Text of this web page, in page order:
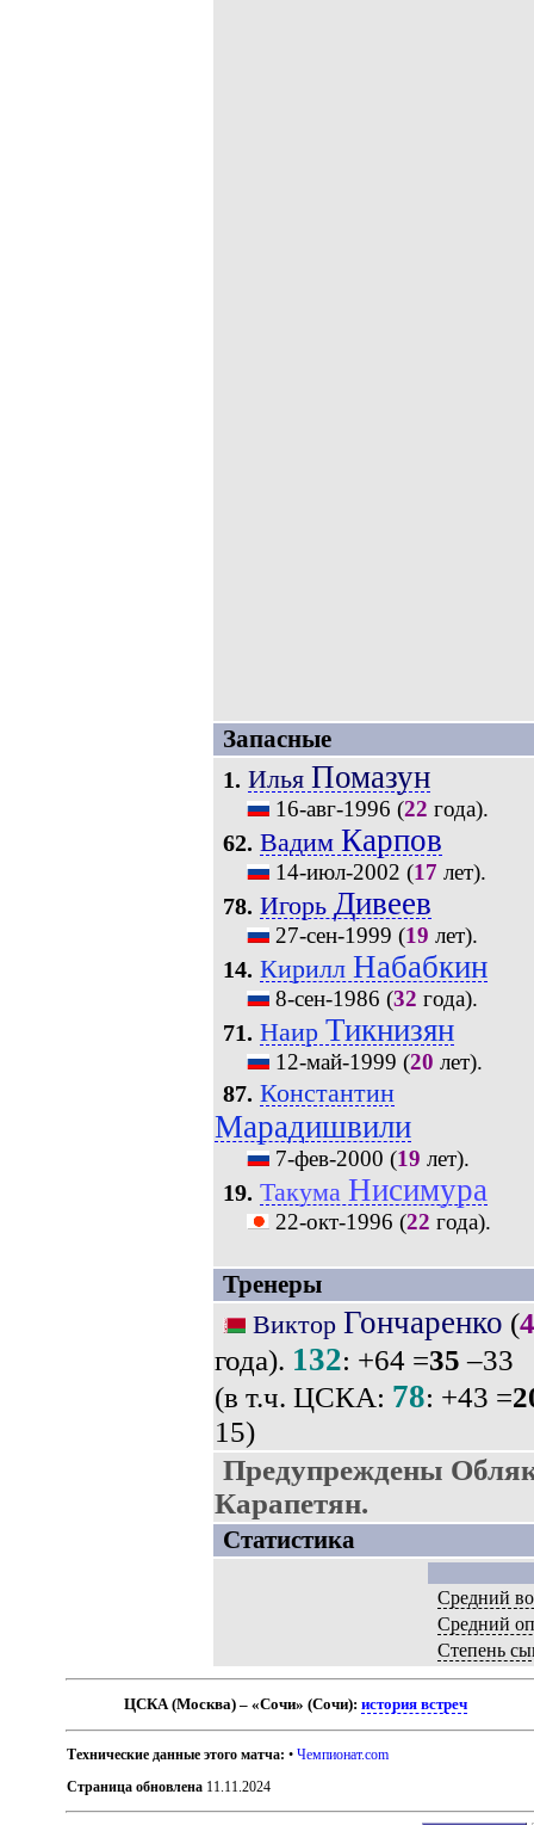
Запасные
1. Илья Помазун
16-авг-1996 (22 года).
62. Вадим Карпов
14-июл-2002 (17 лет).
78. Игорь Дивеев
27-сен-1999 (19 лет).
14. Кирилл Набабкин
8-сен-1986 (32 года).
71. Наир Тикнизян
12-май-1999 (20 лет).
87. Константин
Марадишвили
7-фев-2000 (19 лет).
19. Такума Нисимура
22-окт-1996 (22 года).
Тренеры
Виктор Гончаренко (
года). 132: +64 =35 –33
(в т.ч. ЦСКА: 78: +43 =
15)
Предупреждены
Карапетян.
Статистика
Средний
Средний
Степень
ЦСКА (Москва) – «Сочи» (Сочи):история встреч
Технические данные этого матча: •Чемпионат.com
Страница обновлена 11.11.2024